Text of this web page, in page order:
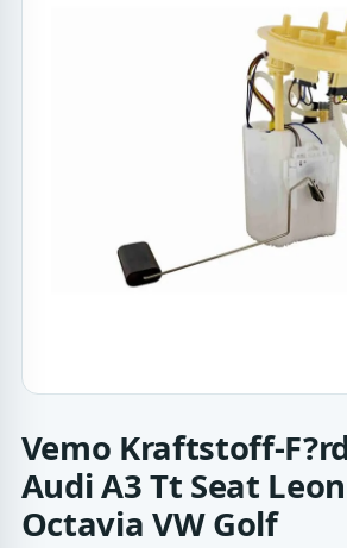
Vemo Kraftstoff-
Audi A3 Tt Seat
Octavia VW Golf